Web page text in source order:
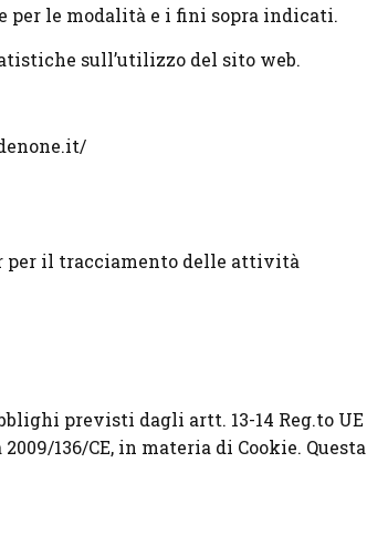
per le modalità e i fini sopra indicati.
sull’utilizzo del sito web.
per il tracciamento delle attività
previsti dagli artt. 13-14 Reg.to UE
136/CE, in materia di Cookie. Questa